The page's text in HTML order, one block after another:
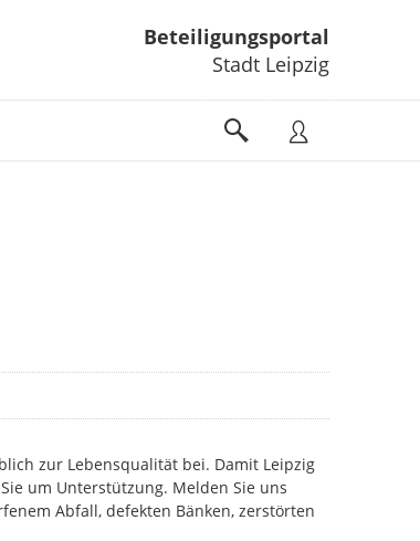
Beteiligungsportal
Stadt Leipzig
zur Lebensqualität bei. Damit Leipzig
um Unterstützung. Melden Sie uns
Abfall, defekten Bänken, zerstörten